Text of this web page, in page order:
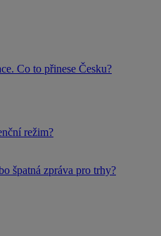
Co to přinese Česku?
režim?
špatná zpráva pro trhy?